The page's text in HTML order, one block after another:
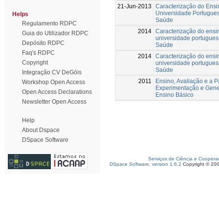
Helps
Regulamento RDPC
Guia do Utilizador RDPC
Depósito RDPC
Faq's RDPC
Copyright
Integração CV DeGóis
Workshop Open Access
Open Access Declarations
Newsletter Open Access
Help
About Dspace
DSpace Software
21-Jun-2013
Caracterização do
Universidade
Saúde
2014 Caracterização do
universidade
Saúde
2014 Caracterização do
universidade
Saúde
2011
Ensino, Avaliação e a
Experimentação e
Ensino Básico
Serviços de Ciência e
DSpace Software, version 1.6.2 Copyright ©